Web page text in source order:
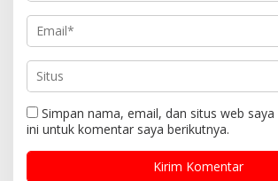
Simpan nama, email, dan situs web
ini untuk komentar saya berikutnya.